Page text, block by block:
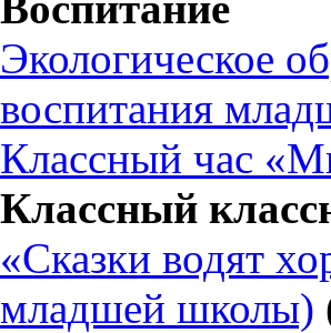
Экологическое
воспитания
Классный час
Классный
«Сказки водят
младшей школы)